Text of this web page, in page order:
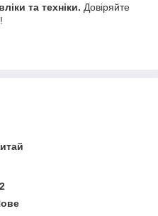
та техніки. Довіряйте